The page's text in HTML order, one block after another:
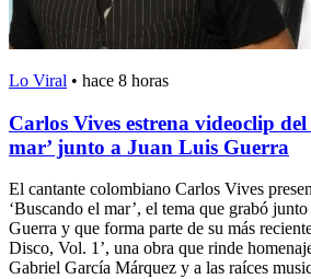
Lo Viral • hace 8 horas
Carlos Vives estrena videoclip del
mar’ junto a Juan Luis Guerra
El cantante colombiano Carlos Vives
‘Buscando el mar’, el tema que grabó
Guerra y que forma parte de su más
Disco, Vol. 1’, una obra que rinde
Gabriel García Márquez y a las raíces